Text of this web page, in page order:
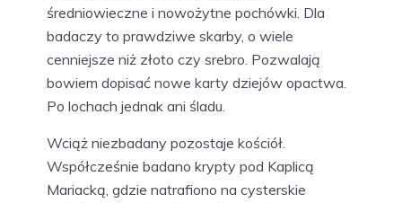
średniowieczne i nowożytne pochówki. Dla
badaczy to prawdziwe skarby, o wiele
cenniejsze niż złoto czy srebro. Pozwalają
bowiem dopisać nowe karty dziejów opactwa.
Po lochach jednak ani śladu.
Wciąż niezbadany pozostaje kościół.
Współcześnie badano krypty pod Kaplicą
Mariacką, gdzie natrafiono na cysterskie